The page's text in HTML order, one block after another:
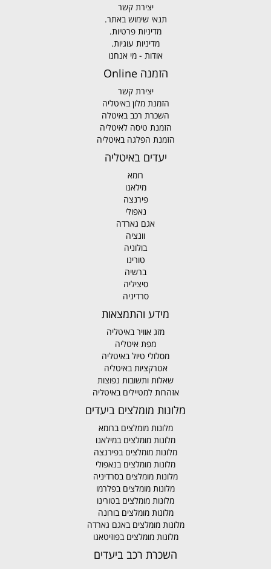
יצירת קשר
תנאי שימוש באתר.
מדיניות פרטיות.
מדיניות עוגיות.
אודות - מי אנחנו
הזמנה Online
יצירת קשר
הזמנת מלון באיטליה
השכרת רכב באיטלה
הזמנת טיסה לאיטליה
הזמנת הפלגה באיטליה
יעדים באיטליה
רומא
מילאנו
פירנצה
נאפולי
אגם גארדה
וונציה
בולוניה
טורינו
ברשיה
סיציליה
סרדיניה
מידע והתמצאות
מזג אוויר באיטליה
מפת איטליה
מסלולי טיול באיטליה
אטרקציות באיטליה
שאלות ותשובות נפוצות
אזהרות למטיילים באיטליה
מלונות מומלצים ביעדים
מלונות מומלצים ברומא
מלונות מומלצים במילאנו
מלונות מומלצים בפירנצה
מלונות מומלצים בנאפולי
מלונות מומלצים בסרדיניה
מלונות מומלצים בפלרמו
מלונות מומלצים בטורינו
מלונות מומלצים בורונה
מלונות מומלצים באגם גארדה
מלונות מומלצים בפוזיטאנו
השכרת רכב ביעדים